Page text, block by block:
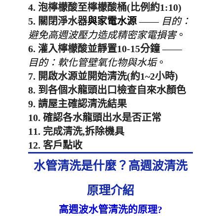
4. 泡檸檬酸至檸檬酸桶(比例約1:10)
5. 關閉淨水器與家電水源—— 目的：
避免高週波壓力造成精密家電損害。
6. 灌入檸檬酸並靜置10-15分鐘——
目的：軟化管壁氧化物與水垢。
7. 開啟水源並開始清洗(約1~2小時)
8. 到各個水龍頭出口檢查自來水顏色
9. 請屋主確認清洗結果
10. 確認各水龍頭出水是否正常
11. 完成清洗,拆除機具
12. 客戶點收
水管清洗是什麼？高週波清洗
原理介紹
高週波水管清洗的原理?